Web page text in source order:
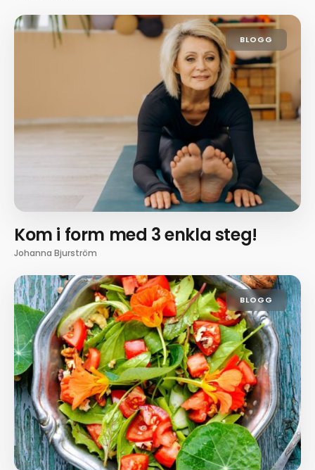
BLOGG
Kom i form med 3 enkla steg!
Johanna Bjurström
BLOGG